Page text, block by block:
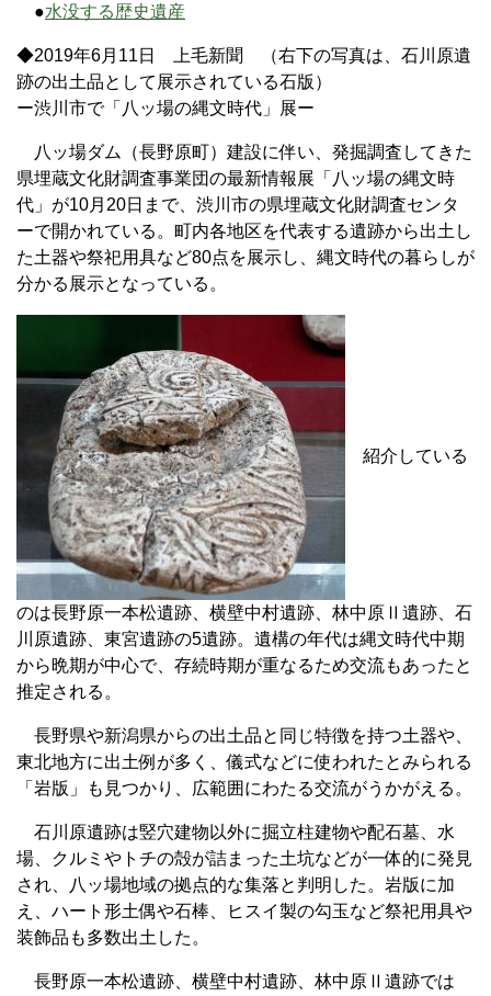
●水没する歴史遺産
◆2019年6月11日 上毛新聞 （右下の写真は、石川原遺
跡の出土品として展示されている石版）
ー渋川市で「八ッ場の縄文時代」展ー
八ッ場ダム（長野原町）建設に伴い、発掘調査してきた
県埋蔵文化財調査事業団の最新情報展「八ッ場の縄文時
代」が10月20日まで、渋川市の県埋蔵文化財調査センタ
ーで開かれている。町内各地区を代表する遺跡から出土し
た土器や祭祀用具など80点を展示し、縄文時代の暮らしが
分かる展示となっている。
紹介している
のは長野原一本松遺跡、横壁中村遺跡、林中原Ⅱ遺跡、石
川原遺跡、東宮遺跡の5遺跡。遺構の年代は縄文時代中期
から晩期が中心で、存続時期が重なるため交流もあったと
推定される。
長野県や新潟県からの出土品と同じ特徴を持つ土器や、
東北地方に出土例が多く、儀式などに使われたとみられる
「岩版」も見つかり、広範囲にわたる交流がうかがえる。
石川原遺跡は竪穴建物以外に掘立柱建物や配石墓、水
場、クルミやトチの殻が詰まった土坑などが一体的に発見
され、八ッ場地域の拠点的な集落と判明した。岩版に加
え、ハート形土偶や石棒、ヒスイ製の勾玉など祭祀用具や
装飾品も多数出土した。
長野原一本松遺跡、横壁中村遺跡、林中原Ⅱ遺跡では